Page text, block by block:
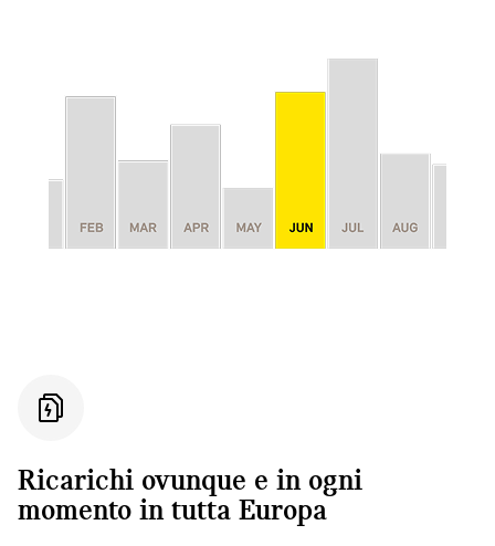
Ricarichi ovunque e in ogni
momento in tutta Europa